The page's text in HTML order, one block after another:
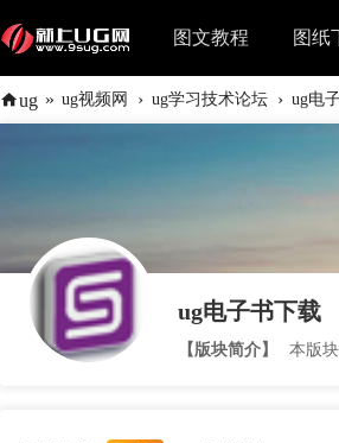
图文教程 图纸
ug » ug视频网 › ug学习技术论坛 › ug电
ug电子书下载
【版块简介】 本版